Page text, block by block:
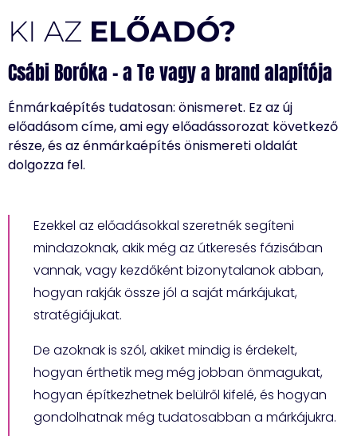
KI AZ ELŐADÓ?
Csábi Boróka – a Te vagy a brand alapítója
Énmárkaépítés tudatosan: önismeret. Ez az új
előadásom címe, ami egy előadássorozat következő
része, és az énmárkaépítés önismereti oldalát
dolgozza fel.
Ezekkel az előadásokkal szeretnék segíteni
mindazoknak, akik még az útkeresés fázisában
vannak, vagy kezdőként bizonytalanok abban,
hogyan rakják össze jól a saját márkájukat,
stratégiájukat.
De azoknak is szól, akiket mindig is érdekelt,
hogyan érthetik meg még jobban önmagukat,
hogyan építkezhetnek belülről kifelé, és hogyan
gondolhatnak még tudatosabban a márkájukra.